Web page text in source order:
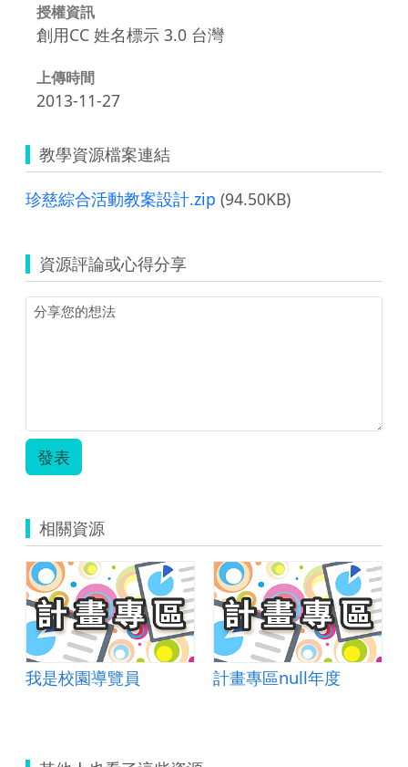
授權資訊
創用CC 姓名標示 3.0 台灣
上傳時間
2013-11-27
教學資源檔案連結
珍慈綜合活動教案設計.zip (94.50KB)
資源評論或心得分享
發表
相關資源
我是校園導覽員 計畫專區null年度